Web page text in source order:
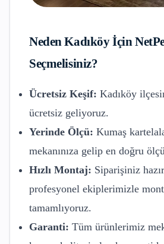
NedenKadıköyİçin
Seçmelisiniz?
Ücretsiz Keşif: Kadıköy
ücretsiz geliyoruz.
Yerinde Ölçü: Kumaş
mekanınıza gelip en doğru
Hızlı Montaj: Siparişiniz
profesyonel ekiplerimizle
tamamlıyoruz.
Garanti: Tüm ürünlerimiz